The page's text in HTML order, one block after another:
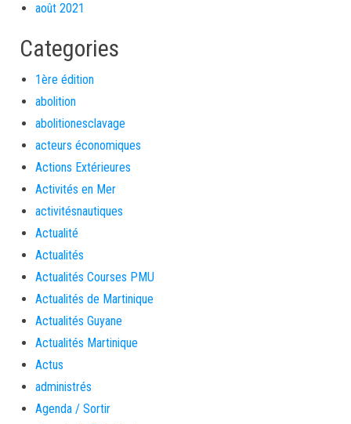
août 2021
Categories
1ère édition
abolition
abolitionesclavage
acteurs économiques
Actions Extérieures
Activités en Mer
activitésnautiques
Actualité
Actualités
Actualités Courses PMU
Actualités de Martinique
Actualités Guyane
Actualités Martinique
Actus
administrés
Agenda / Sortir